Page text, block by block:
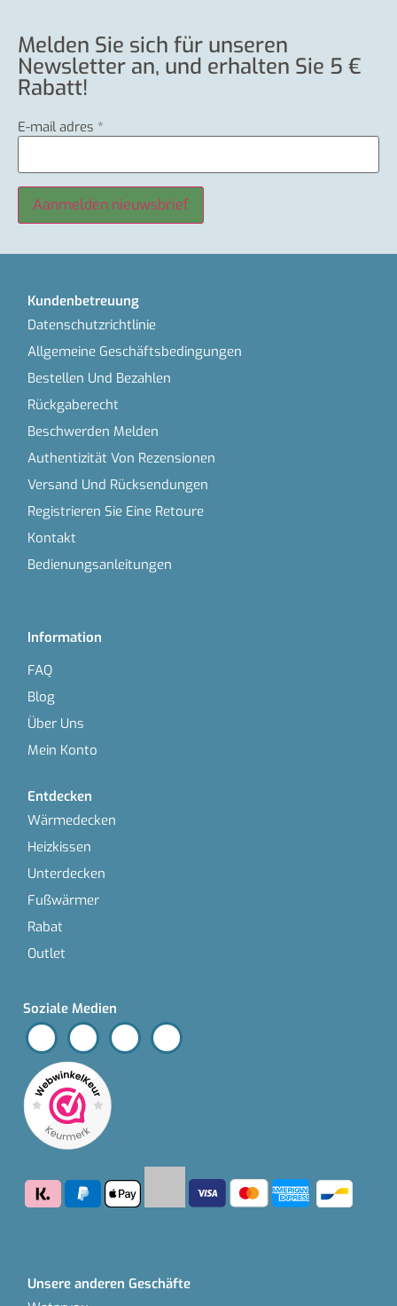
Melden Sie sich für unseren
Newsletter an, und erhalten Sie 5 €
Rabatt!
E-mail adres *
Kundenbetreuung
Datenschutzrichtlinie
Allgemeine Geschäftsbedingungen
Bestellen Und Bezahlen
Rückgaberecht
Beschwerden Melden
Authentizität Von Rezensionen
Versand Und Rücksendungen
Registrieren Sie Eine Retoure
Kontakt
Bedienungsanleitungen
Information
FAQ
Blog
Über Uns
Mein Konto
Entdecken
Wärmedecken
Heizkissen
Unterdecken
Fußwärmer
Rabat
Outlet
Soziale Medien
Unsere anderen Geschäfte